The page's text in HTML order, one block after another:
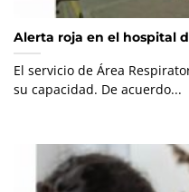
Alerta roja en el hospital
El servicio de Área
su capacidad. De acuerdo...